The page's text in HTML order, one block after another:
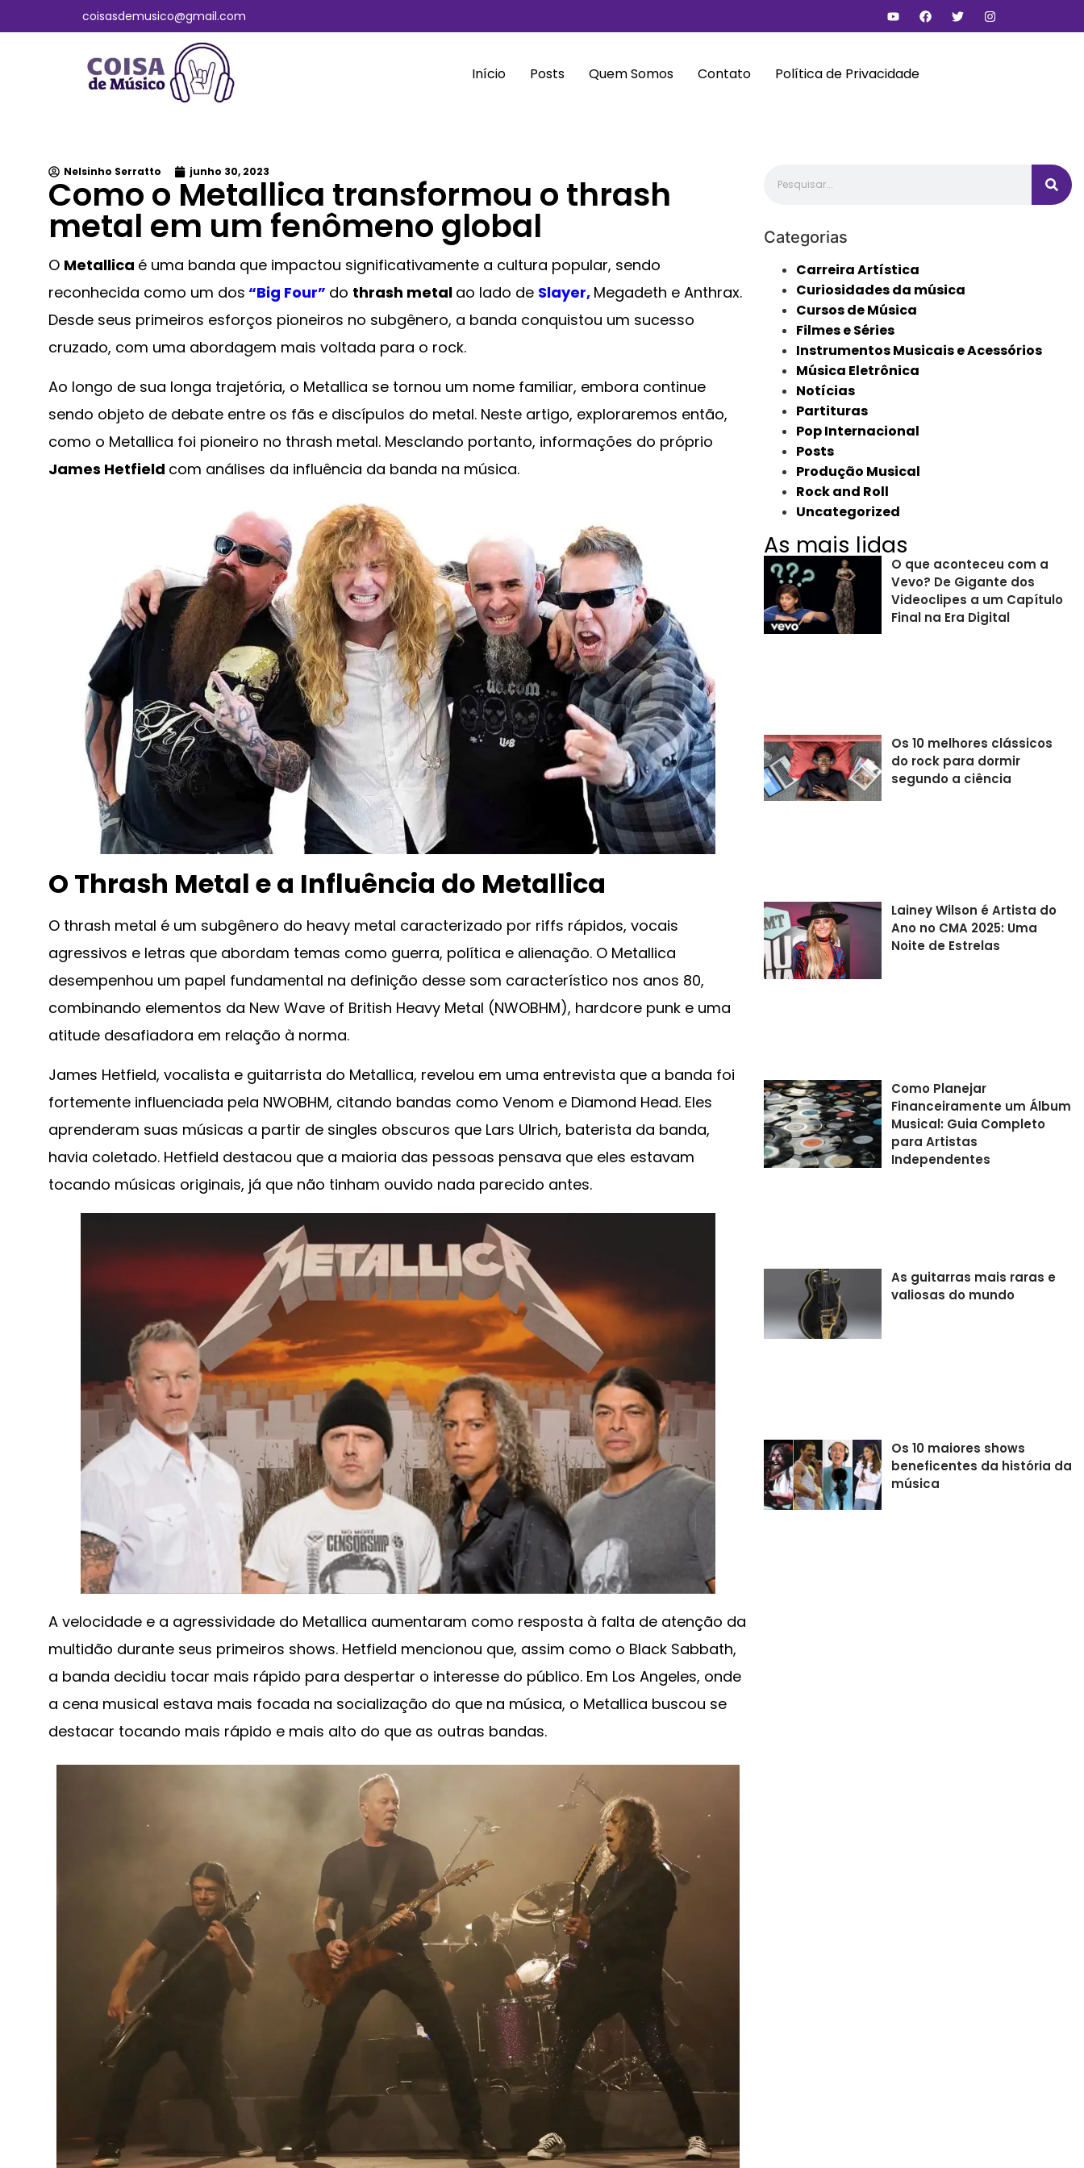
coisasdemusico@gmail.com
Início Posts Quem Somos Contato Política de Privacidade
Nelsinho Serratto junho 30, 2023
Como o Metallica transformou o thrash
metal em um fenômeno global
O Metallica é uma banda que impactou significativamente a cultura popular, sendo
reconhecida como um dos “Big Four” do thrash metal ao lado de Slayer, Megadeth e Anthrax.
Desde seus primeiros esforços pioneiros no subgênero, a banda conquistou um sucesso
cruzado, com uma abordagem mais voltada para o rock.
Ao longo de sua longa trajetória, o Metallica se tornou um nome familiar, embora continue
sendo objeto de debate entre os fãs e discípulos do metal. Neste artigo, exploraremos então,
como o Metallica foi pioneiro no thrash metal. Mesclando portanto, informações do próprio
James Hetfield com análises da influência da banda na música.
O Thrash Metal e a Influência do Metallica
O thrash metal é um subgênero do heavy metal caracterizado por riffs rápidos, vocais
agressivos e letras que abordam temas como guerra, política e alienação. O Metallica
desempenhou um papel fundamental na definição desse som característico nos anos 80,
combinando elementos da New Wave of British Heavy Metal (NWOBHM), hardcore punk e uma
atitude desafiadora em relação à norma.
James Hetfield, vocalista e guitarrista do Metallica, revelou em uma entrevista que a banda foi
fortemente influenciada pela NWOBHM, citando bandas como Venom e Diamond Head. Eles
aprenderam suas músicas a partir de singles obscuros que Lars Ulrich, baterista da banda,
havia coletado. Hetfield destacou que a maioria das pessoas pensava que eles estavam
tocando músicas originais, já que não tinham ouvido nada parecido antes.
A velocidade e a agressividade do Metallica aumentaram como resposta à falta de atenção da
multidão durante seus primeiros shows. Hetfield mencionou que, assim como o Black Sabbath,
a banda decidiu tocar mais rápido para despertar o interesse do público. Em Los Angeles, onde
a cena musical estava mais focada na socialização do que na música, o Metallica buscou se
destacar tocando mais rápido e mais alto do que as outras bandas.
Categorias
Carreira Artística
Curiosidades da música
Cursos de Música
Filmes e Séries
Instrumentos Musicais e Acessórios
Música Eletrônica
Notícias
Partituras
Pop Internacional
Posts
Produção Musical
Rock and Roll
Uncategorized
As mais lidas
O que aconteceu com a
Vevo? De Gigante dos
Videoclipes a um Capítulo
Final na Era Digital
Os 10 melhores clássicos
do rock para dormir
segundo a ciência
Lainey Wilson é Artista do
Ano no CMA 2025: Uma
Noite de Estrelas
Como Planejar
Financeiramente um Álbum
Musical: Guia Completo
para Artistas
Independentes
As guitarras mais raras e
valiosas do mundo
Os 10 maiores shows
beneficentes da história da
música